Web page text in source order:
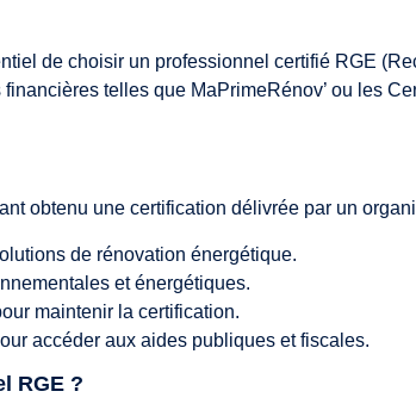
de choisir un professionnel certifié RGE
telles que MaPrimeRénov’ ou les
obtenu une certification délivrée par un
de rénovation énergétique.
et énergétiques.
maintenir la certification.
accéder aux aides publiques et fiscales.
RGE ?